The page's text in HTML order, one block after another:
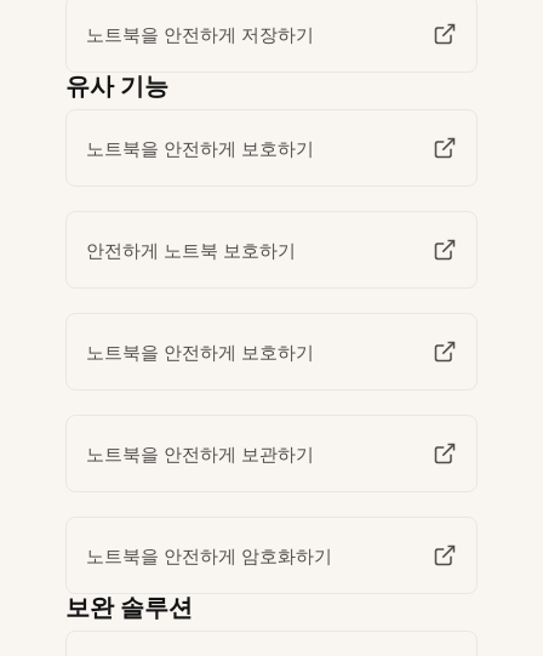
노트북을 안전하게 저장하기
유사 기능
노트북을 안전하게 보호하기
안전하게 노트북 보호하기
노트북을 안전하게 보호하기
노트북을 안전하게 보관하기
노트북을 안전하게 암호화하기
보완 솔루션